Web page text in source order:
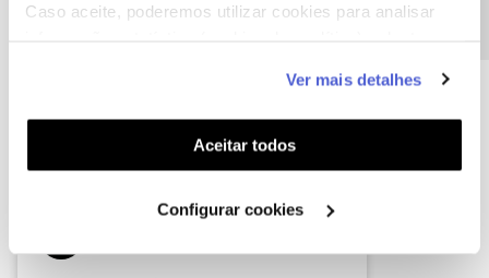
Caso aceite, poderemos utilizar cookies para analisar
funcionalidades (cookies de personalização e
funcionalidade) e adaptar anúncios aos seus interesses
(cookies de publicidade personalizada). Pode gerir a
utilização dos cookies clicando em "Configurar
Ver mais detalhes
Aceitar todos
Configurar cookies
Hall of Fame de junho